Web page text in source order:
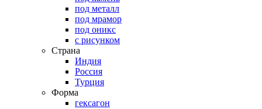
под металл
под мрамор
под оникс
с рисунком
Страна
Индия
Россия
Турция
Форма
гексагон